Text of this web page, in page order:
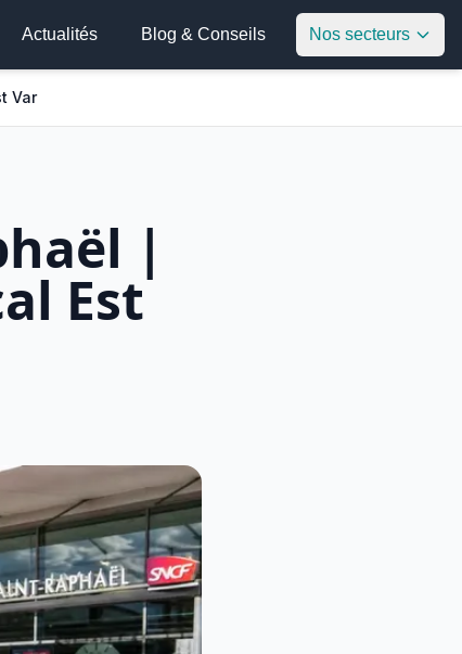
Actualités Blog & Conseils Nos secteurs
Var
|
Est